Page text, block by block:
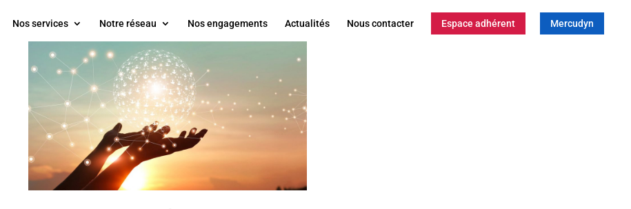
Nos services Notre réseau Nos engagements Actualités Nous contacter Espace adhérent Mercudyn